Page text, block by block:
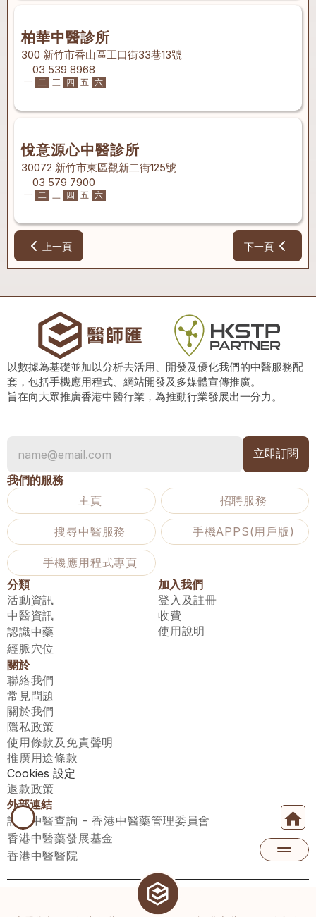
柏華中醫診所
300 新竹市香山區工口街33巷13號
03 539 8968
一 二 三 四 五 六
悅意源心中醫診所
30072 新竹市東區觀新二街125號
03 579 7900
一 二 三 四 五 六
上一頁 下一頁
以數據為基礎並加以分析去活用、開發及優化我們的中醫服務配
套，包括手機應用程式、網站開發及多媒體宣傳推廣。
旨在向大眾推廣香港中醫行業，為推動行業發展出一分力。
我們的服務
主頁
招聘服務
搜尋中醫服務 手機APPS(用戶版)
手機應用程式專頁
分類
活動資訊
中醫資訊
認識中藥
經脈穴位
加入我們
登入及註冊
收費
使用說明
關於
聯絡我們
常見問題
關於我們
隱私政策
使用條款及免責聲明
推廣用途條款
Cookies 設定
退款政策
外部連結
註冊中醫查詢 - 香港中醫藥管理委員會
香港中醫藥發展基金
香港中醫醫院
醫師匯有限公司 ECWAY LIMITED Copyright 2026© All rights
reserved. 台灣地區：統一編號：00531876 稅籍編號：A100320069